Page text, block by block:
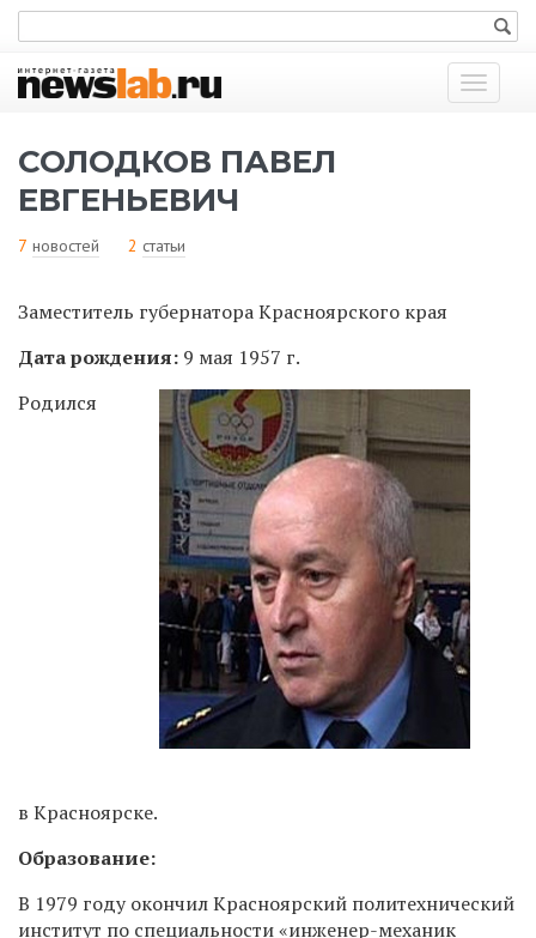
Показать
меню
СОЛОДКОВ ПАВЕЛ
ЕВГЕНЬЕВИЧ
7 новостей 2 статьи
Заместитель губернатора Красноярского края
Дата рождения: 9 мая 1957 г.
Родился
в Красноярске.
Образование:
В 1979 году окончил Красноярский политехнический
институт по специальности «инженер-механик